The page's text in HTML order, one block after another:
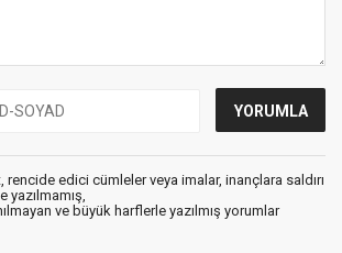
rencide edici cümleler veya imalar, inançlara saldırı
yazılmamış,
ve büyük harflerle yazılmış yorumlar